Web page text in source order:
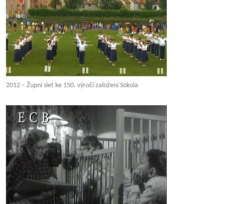
2012 – Župní slet ke 150. výročí založení Sokola